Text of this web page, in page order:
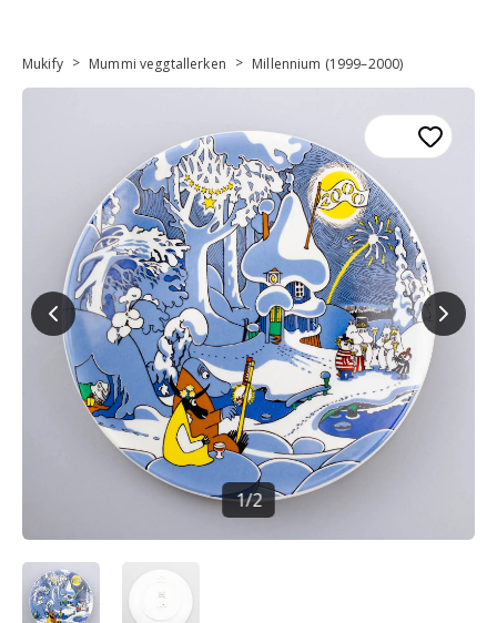
Mukify > Mummi veggtallerken > Millennium (1999–2000)
1/2